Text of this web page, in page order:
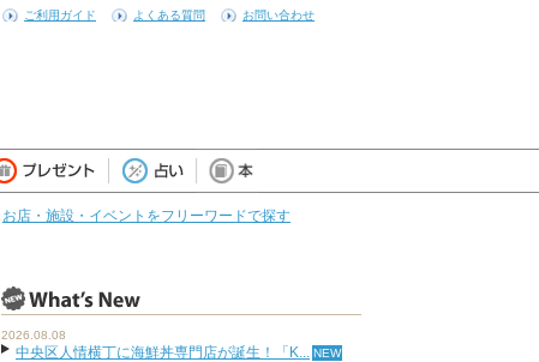
ご利用ガイド よくある質問 お問い合わせ
お店・施設・イベントをフリーワードで探す
2026.08.08
中央区人情横丁に海鮮丼専門店が誕生！「K...